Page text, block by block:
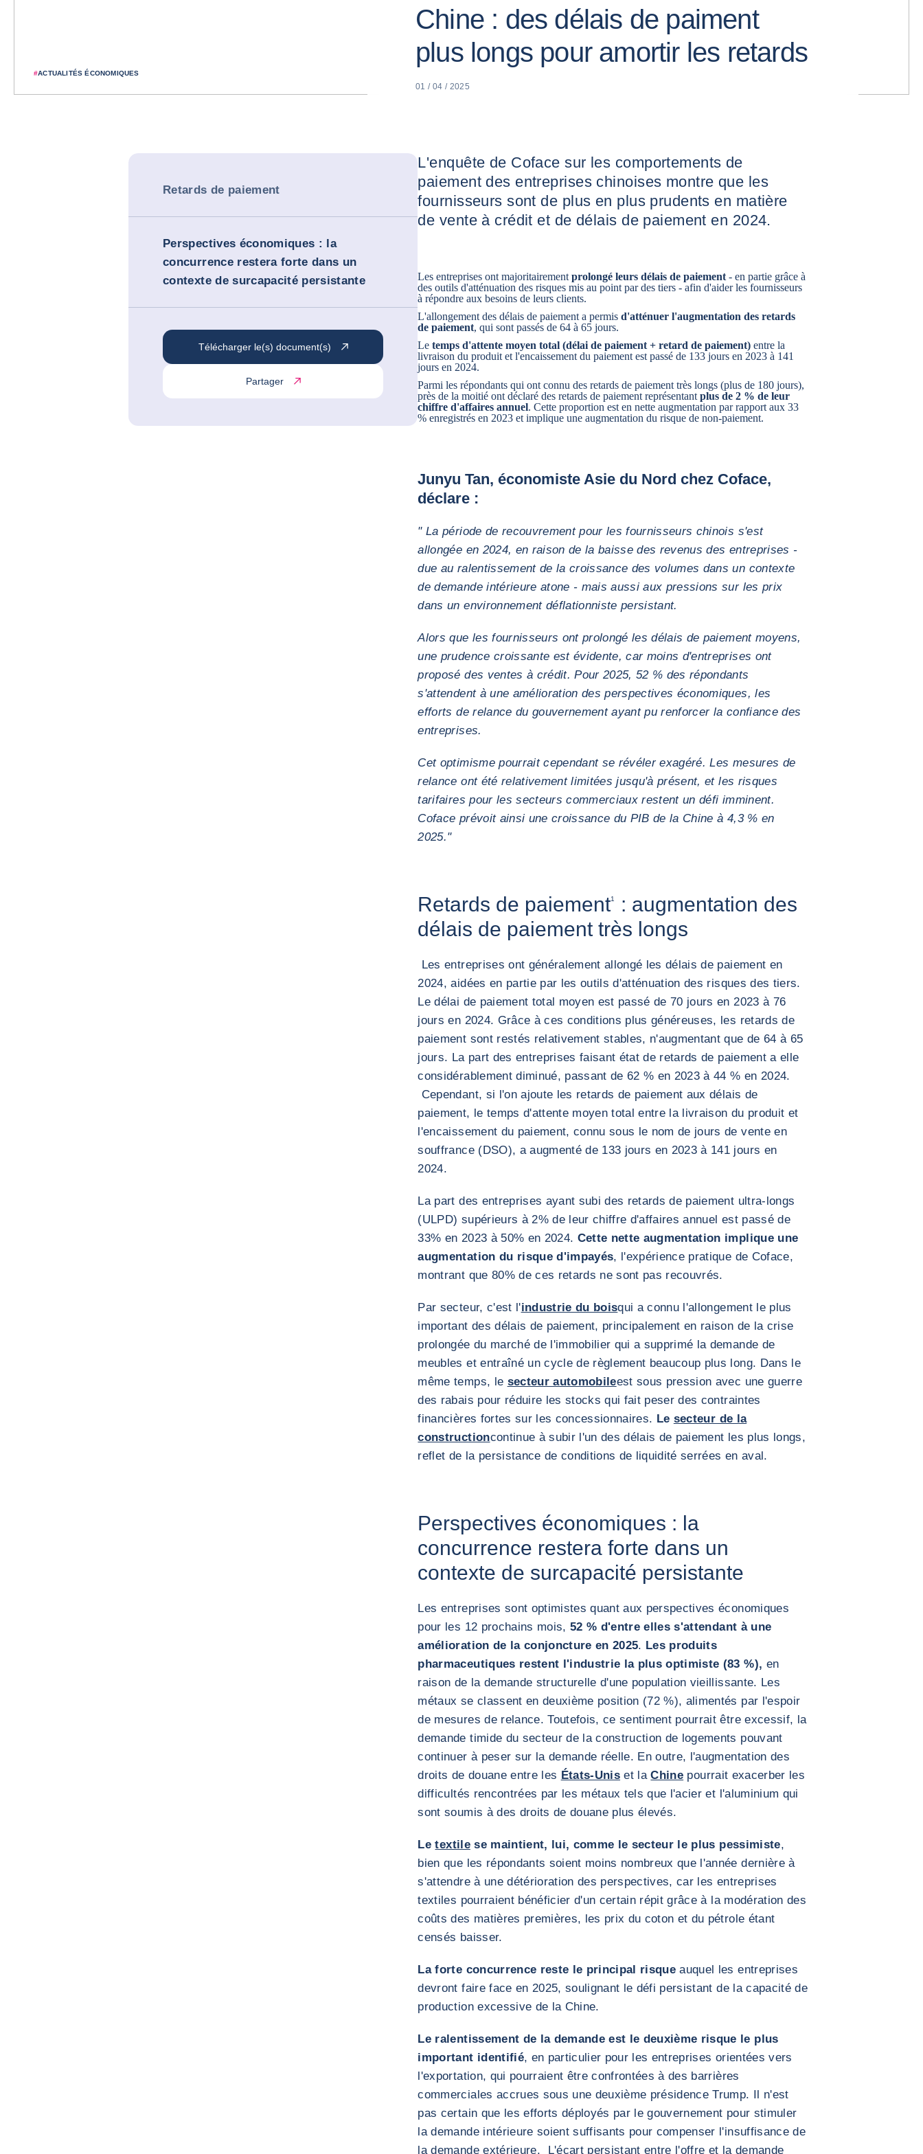
#ACTUALITÉS ÉCONOMIQUES
Chine : des délais de paiment
plus longs pour amortir les retards
01 / 04 / 2025
Retards de paiement
Perspectives économiques : la
concurrence restera forte dans un
contexte de surcapacité persistante
Télécharger le(s) document(s)
Partager
L'enquête de Coface sur les comportements de
paiement des entreprises chinoises montre que les
fournisseurs sont de plus en plus prudents en matière
de vente à crédit et de délais de paiement en 2024.
Les entreprises ont majoritairementprolongé leurs délais de paiement - en partie grâce à
des outils d'atténuation des risques mis au point par des tiers - afin d'aider les fournisseurs
à répondre aux besoins de leurs clients.
L'allongement des délais de paiement a permisd'atténuer l'augmentation des retards
de paiement, qui sont passés de 64 à 65 jours.
Letemps d'attente moyen total (délai de paiement + retard de paiement)entre la
livraison du produit et l'encaissement du paiement est passé de 133 jours en 2023 à 141
jours en 2024.
Parmi les répondants qui ont connu des retards de paiement très longs (plus de 180 jours),
près de la moitié ont déclaré des retards de paiement représentantplus de 2 % de leur
chiffre d'affaires annuel. Cette proportion est en nette augmentation par rapport aux 33
% enregistrés en 2023 et implique une augmentation du risque de non-paiement.
Junyu Tan, économiste Asie du Nord chez Coface,
déclare :
" La période de recouvrement pour les fournisseurs chinois s'est
allongée en 2024, en raison de la baisse des revenus des entreprises -
due au ralentissement de la croissance des volumes dans un contexte
de demande intérieure atone - mais aussi aux pressions sur les prix
dans un environnement déflationniste persistant.
Alors que les fournisseurs ont prolongé les délais de paiement moyens,
une prudence croissante est évidente, car moins d'entreprises ont
proposé des ventes à crédit. Pour 2025, 52 % des répondants
s'attendent à une amélioration des perspectives économiques, les
efforts de relance du gouvernement ayant pu renforcer la confiance des
entreprises.
Cet optimisme pourrait cependant se révéler exagéré. Les mesures de
relance ont été relativement limitées jusqu'à présent, et les risques
tarifaires pour les secteurs commerciaux restent un défi imminent.
Coface prévoit ainsi une croissance du PIB de la Chine à 4,3 % en
2025."
Retards de paiement1
: augmentation des
délais de paiement très longs
Les entreprises ont généralement allongé les délais de paiement en
2024, aidées en partie par les outils d'atténuation des risques des tiers.
Le délai de paiement total moyen est passé de 70 jours en 2023 à 76
jours en 2024. Grâce à ces conditions plus généreuses, les retards de
paiement sont restés relativement stables, n'augmentant que de 64 à 65
jours. La part des entreprises faisant état de retards de paiement a elle
considérablement diminué, passant de 62 % en 2023 à 44 % en 2024.
Cependant, si l'on ajoute les retards de paiement aux délais de
paiement, le temps d'attente moyen total entre la livraison du produit et
l'encaissement du paiement, connu sous le nom de jours de vente en
souffrance (DSO), a augmenté de 133 jours en 2023 à 141 jours en
2024.
La part des entreprises ayant subi des retards de paiement ultra-longs
(ULPD) supérieurs à 2% de leur chiffre d'affaires annuel est passé de
33% en 2023 à 50% en 2024. Cette nette augmentation implique une
augmentation du risque d'impayés, l'expérience pratique de Coface,
montrant que 80% de ces retards ne sont pas recouvrés.
Par secteur, c'est l'industrie du boisqui a connu l'allongement le plus
important des délais de paiement, principalement en raison de la crise
prolongée du marché de l'immobilier qui a supprimé la demande de
meubles et entraîné un cycle de règlement beaucoup plus long. Dans le
même temps, le secteur automobileest sous pression avec une guerre
des rabais pour réduire les stocks qui fait peser des contraintes
financières fortes sur les concessionnaires. Le secteur de la
constructioncontinue à subir l'un des délais de paiement les plus longs,
reflet de la persistance de conditions de liquidité serrées en aval.
Perspectives économiques : la
concurrence restera forte dans un
contexte de surcapacité persistante
Les entreprises sont optimistes quant aux perspectives économiques
pour les 12 prochains mois, 52 % d'entre elles s'attendant à une
amélioration de la conjoncture en 2025. Les produits
pharmaceutiques restent l'industrie la plus optimiste (83 %), en
raison de la demande structurelle d'une population vieillissante. Les
métaux se classent en deuxième position (72 %), alimentés par l'espoir
de mesures de relance. Toutefois, ce sentiment pourrait être excessif, la
demande timide du secteur de la construction de logements pouvant
continuer à peser sur la demande réelle. En outre, l'augmentation des
droits de douane entre les États-Unis et laChine pourrait exacerber les
difficultés rencontrées par les métaux tels que l'acier et l'aluminium qui
sont soumis à des droits de douane plus élevés.
Letextilese maintient, lui, comme le secteur le plus pessimiste,
bien que les répondants soient moins nombreux que l'année dernière à
s'attendre à une détérioration des perspectives, car les entreprises
textiles pourraient bénéficier d'un certain répit grâce à la modération des
coûts des matières premières, les prix du coton et du pétrole étant
censés baisser.
La forte concurrence reste le principal risque auquel les entreprises
devront faire face en 2025, soulignant le défi persistant de la capacité de
production excessive de la Chine.
Le ralentissement de la demande est le deuxième risque le plus
important identifié, en particulier pour les entreprises orientées vers
l'exportation, qui pourraient être confrontées à des barrières
commerciales accrues sous une deuxième présidence Trump. Il n'est
pas certain que les efforts déployés par le gouvernement pour stimuler
la demande intérieure soient suffisants pour compenser l'insuffisance de
la demande extérieure. L'écart persistant entre l'offre et la demande